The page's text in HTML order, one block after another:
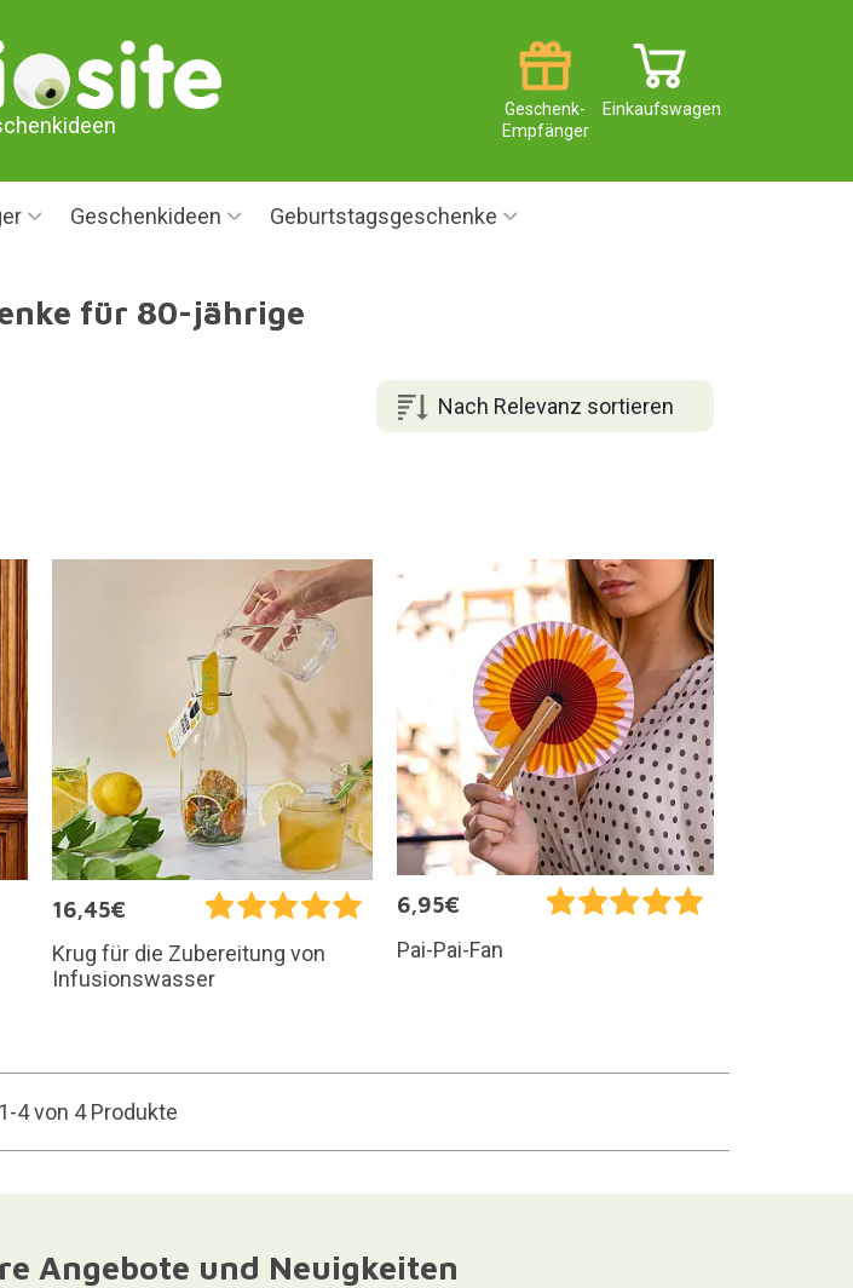
Einkaufswagen
Geschenk-
Empfänger
Geschenkideen Geburtstagsgeschenke
für 80-jährige
Nach Relevanz sortieren
16,45€
Krug für die Zubereitung von
Infusionswasser
6,95€
Pai-Pai-Fan
4 von 4 Produkte
Angebote und Neuigkeiten